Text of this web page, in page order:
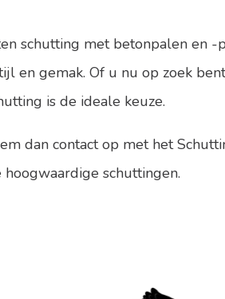
schutting met betonpalen en
en gemak. Of u nu op zoek
is de ideale keuze.
dan contactop met het
schuttingen.